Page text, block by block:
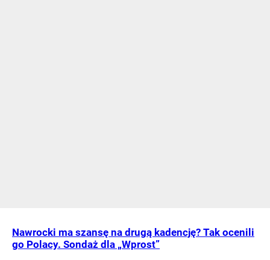
Nawrocki ma szansę na drugą kadencję? Tak ocenili
go Polacy. Sondaż dla „Wprost”